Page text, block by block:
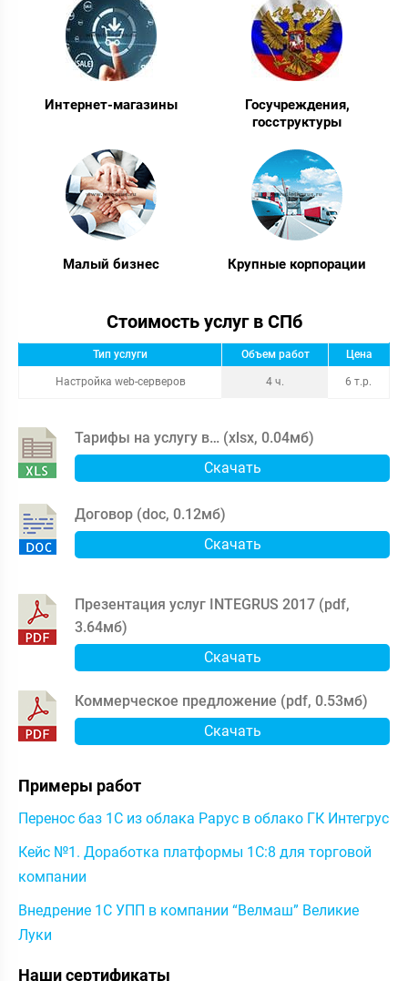
Интернет-магазины
Госучреждения,
госструктуры
Малый бизнес Крупные корпорации
Стоимость услуг в СПб
Тип услуги Объем работ Цена
Настройка web-серверов 4 ч. 6 т.р.
Тарифы на услугу в… (xlsx, 0.04мб)
Скачать
Договор (doc, 0.12мб)
Скачать
Презентация услуг INTEGRUS 2017 (pdf,
3.64мб)
Скачать
Коммерческое предложение (pdf, 0.53мб)
Скачать
Примеры работ
Перенос баз 1С из облака Рарус в облако ГК Интегрус
Кейс №1. Доработка платформы 1С:8 для торговой
компании
Внедрение 1С УПП в компании “Велмаш” Великие
Луки
Наши сертификаты